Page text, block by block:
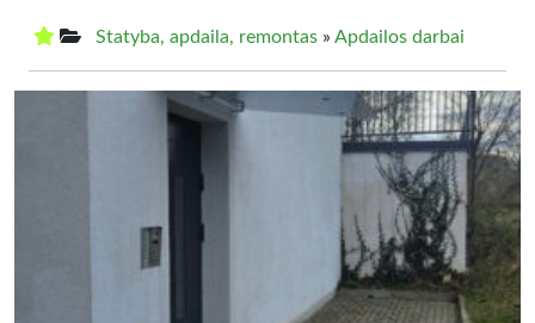
Statyba, apdaila, remontas » Apdailos darbai